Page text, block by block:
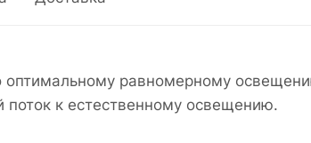
равномерному
поток к естественному освещению.